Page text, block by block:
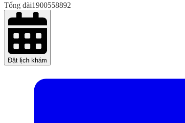
Tổng đài1900558892
Đặt lịch khám